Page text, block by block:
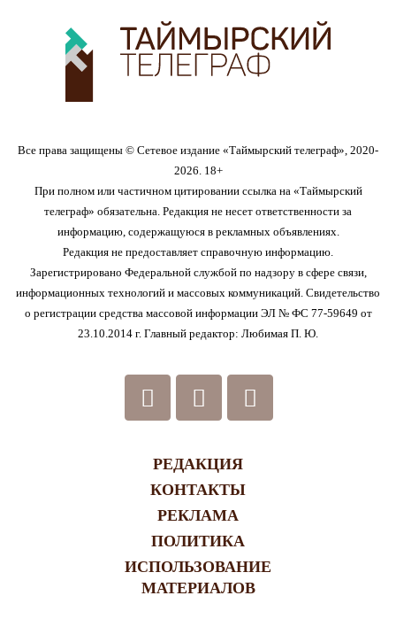
Все права защищены © Сетевое издание «Таймырский телеграф», 2020-
2026. 18+
При полном или частичном цитировании ссылка на «Таймырский
телеграф» обязательна. Редакция не несет ответственности за
информацию, содержащуюся в рекламных объявлениях.
Редакция не предоставляет справочную информацию.
Зарегистрировано Федеральной службой по надзору в сфере связи,
информационных технологий и массовых коммуникаций. Свидетельство
о регистрации средства массовой информации ЭЛ № ФС 77-59649 от
23.10.2014 г. Главный редактор: Любимая П. Ю.
РЕДАКЦИЯ
КОНТАКТЫ
РЕКЛАМА
ПОЛИТИКА
ИСПОЛЬЗОВАНИЕ
МАТЕРИАЛОВ